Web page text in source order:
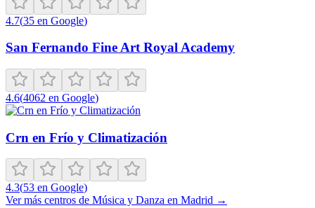
4.7(35 en Google)
San Fernando Fine Art Royal Academy
4.6(4062 en Google)
Crn en Frío y Climatización
4.3(53 en Google)
Ver más centros de Música y Danza en Madrid →